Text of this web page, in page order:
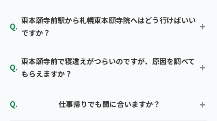
東本願寺前駅から札幌東本願寺院へはどう行けばいい
ですか？
東本願寺前で寝違えがつらいのですが、原因を調べて
もらえますか？
仕事帰りでも間に合いますか？